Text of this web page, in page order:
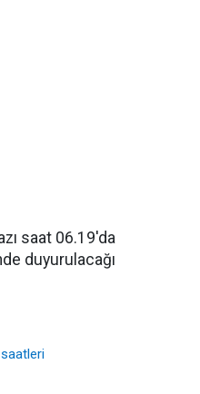
saat 06.19'da
duyurulacağı